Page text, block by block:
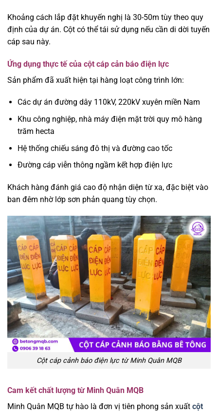
Khoảng cách lắp đặt khuyến nghị là 30-50m tùy theo quy
định của dự án. Cột có thể tái sử dụng nếu cần di dời tuyến
cáp sau này.
Ứng dụng thực tế của cột cáp cản báo điện lực
Sản phẩm đã xuất hiện tại hàng loạt công trình lớn:
Các dự án đường dây 110kV, 220kV xuyên miền Nam
Khu công nghiệp, nhà máy điện mặt trời quy mô hàng
trăm hecta
Hệ thống chiếu sáng đô thị và đường cao tốc
Đường cáp viễn thông ngầm kết hợp điện lực
Khách hàng đánh giá cao độ nhận diện từ xa, đặc biệt vào
ban đêm nhờ lớp sơn phản quang tùy chọn.
Cột cáp cảnh báo điện lực từ Minh Quân MQB
Cam kết chất lượng từ Minh Quân MQB
Minh Quân MQB tự hào là đơn vị tiên phong sản xuất cột